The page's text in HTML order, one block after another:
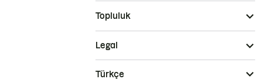
Topluluk
Legal
Türkçe